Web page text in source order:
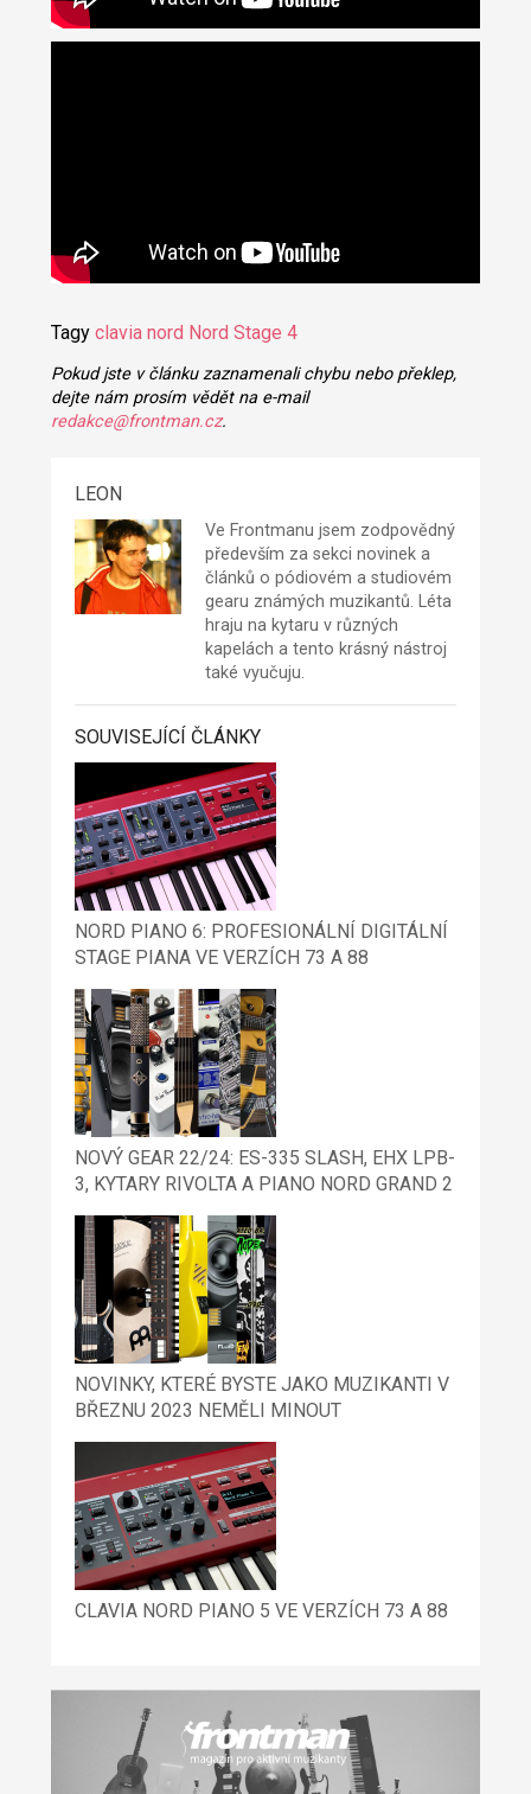
Tagy clavia nord Nord Stage 4
Pokud jste v článku zaznamenali chybu nebo překlep,
dejte nám prosím vědět na e-mail
redakce@frontman.cz.
LEON
Ve Frontmanu jsem zodpovědný
především za sekci novinek a
článků o pódiovém a studiovém
gearu známých muzikantů. Léta
hraju na kytaru v různých
kapelách a tento krásný nástroj
také vyučuju.
SOUVISEJÍCÍ ČLÁNKY
NORD PIANO 6: PROFESIONÁLNÍ DIGITÁLNÍ
STAGE PIANA VE VERZÍCH 73 A 88
NOVÝ GEAR 22/24: ES-335 SLASH, EHX LPB-
3, KYTARY RIVOLTA A PIANO NORD GRAND 2
NOVINKY, KTERÉ BYSTE JAKO MUZIKANTI V
BŘEZNU 2023 NEMĚLI MINOUT
CLAVIA NORD PIANO 5 VE VERZÍCH 73 A 88